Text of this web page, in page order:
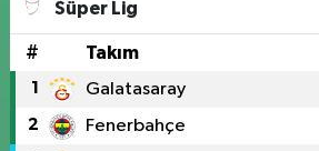
Süper Lig
# Takım
1 Galatasaray
2 Fenerbahçe